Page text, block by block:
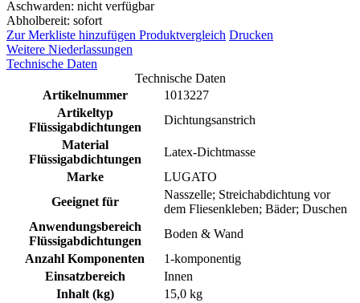
Aschwarden: nicht verfügbar
Abholbereit: sofort
Zur Merkliste hinzufügen Produktvergleich Drucken
Weitere Niederlassungen
Technische Daten
Technische Daten
Artikelnummer
1013227
Artikeltyp
Flüssigabdichtungen
Dichtungsanstrich
Material
Flüssigabdichtungen
Latex-Dichtmasse
Marke
LUGATO
Geeignet für
Nasszelle; Streichabdichtung vor
dem Fliesenkleben; Bäder; Duschen
Anwendungsbereich
Flüssigabdichtungen
Boden & Wand
Anzahl Komponenten
1-komponentig
Einsatzbereich
Innen
Inhalt (kg)
15,0 kg